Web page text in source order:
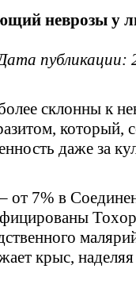
неврозы у
публикации:
склонны к
который,
даже за
от 7% в
крыс,